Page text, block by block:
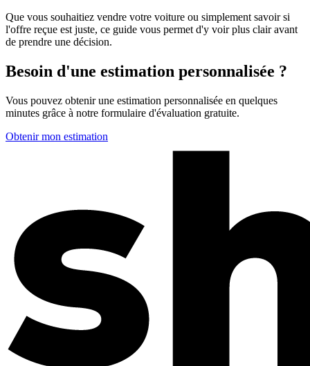
Que vous souhaitiez vendre votre voiture ou simplement savoir si
l'offre reçue est juste, ce guide vous permet d'y voir plus clair avant
de prendre une décision.
Besoin d'une estimation personnalisée ?
Vous pouvez obtenir une estimation personnalisée en quelques
minutes grâce à notre formulaire d'évaluation gratuite.
Obtenir mon estimation